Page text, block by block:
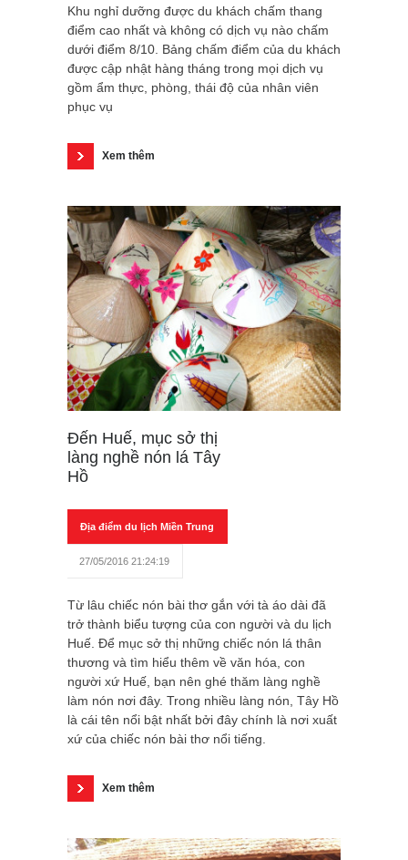
Khu nghỉ dưỡng được du khách chấm thang
điểm cao nhất và không có dịch vụ nào chấm
dưới điểm 8/10. Bảng chấm điểm của du khách
được cập nhật hàng tháng trong mọi dịch vụ
gồm ẩm thực, phòng, thái độ của nhân viên
phục vụ
Xem thêm
Đến Huế, mục sở thị
làng nghề nón lá Tây
Hồ
Địa điểm du lịch Miền Trung
27/05/2016 21:24:19
Từ lâu chiếc nón bài thơ gắn với tà áo dài đã
trở thành biểu tượng của con người và du lịch
Huế. Để mục sở thị những chiếc nón lá thân
thương và tìm hiểu thêm về văn hóa, con
người xứ Huế, bạn nên ghé thăm làng nghề
làm nón nơi đây. Trong nhiều làng nón, Tây Hồ
là cái tên nổi bật nhất bởi đây chính là nơi xuất
xứ của chiếc nón bài thơ nổi tiếng.
Xem thêm